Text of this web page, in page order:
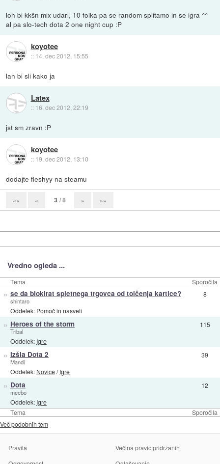
loh bi kkšn mix udarl, 10 folka pa se random splitamo in se igra ^^
al pa slo-tech dota 2 one night cup :P
koyotee
:: 14. dec 2012, 15:55
lah bi sli kako ja
Latex
:: 16. dec 2012, 22:19
jst sm zravn :P
koyotee
:: 19. dec 2012, 13:10
dodajte fleshyy na steamu
«« « 3 / 8 » »»
Vredno ogleda ...
Tema Sporočila
Tema Sporočila
» se da blokirat spletnega trgovca od tolčenja kartice?
shintaro
Oddelek: Pomoč in nasveti
8
» Heroes of the storm
Tribal
Oddelek: Igre
115
» Izšla Dota 2
Mandi
Oddelek: Novice/Igre
39
» Dota
meebo
Oddelek: Igre
12
Več podobnih tem
Pravila
Večina pravic pridržanih